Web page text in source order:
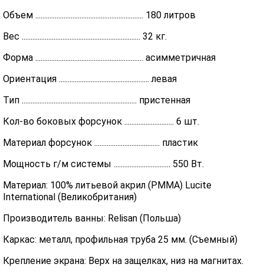
Объем ............................................................. 180 литров
Вес ................................................................... 32 кг.
Форма ............................................................. асимметричная
Ориентация ................................................... левая
Тип ................................................................. пристенная
Кол-во боковых форсунок ............................ 6 шт.
Материал форсунок ..................................... пластик
Мощность г/м системы ................................ 550 Вт.
Материал: 100% литьевой акрил (PMMA) Lucite
International (Великобритания)
Производитель ванны: Relisan (Польша)
Каркас: металл, профильная труба 25 мм. (Съемный)
Крепление экрана: Верх на защелках, низ на магнитах.